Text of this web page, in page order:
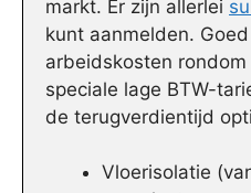
markt. Er zijn allerlei
kunt aanmelden.
arbeidskosten
speciale lage BTW-
de terugverdientijd
Vloerisolatie